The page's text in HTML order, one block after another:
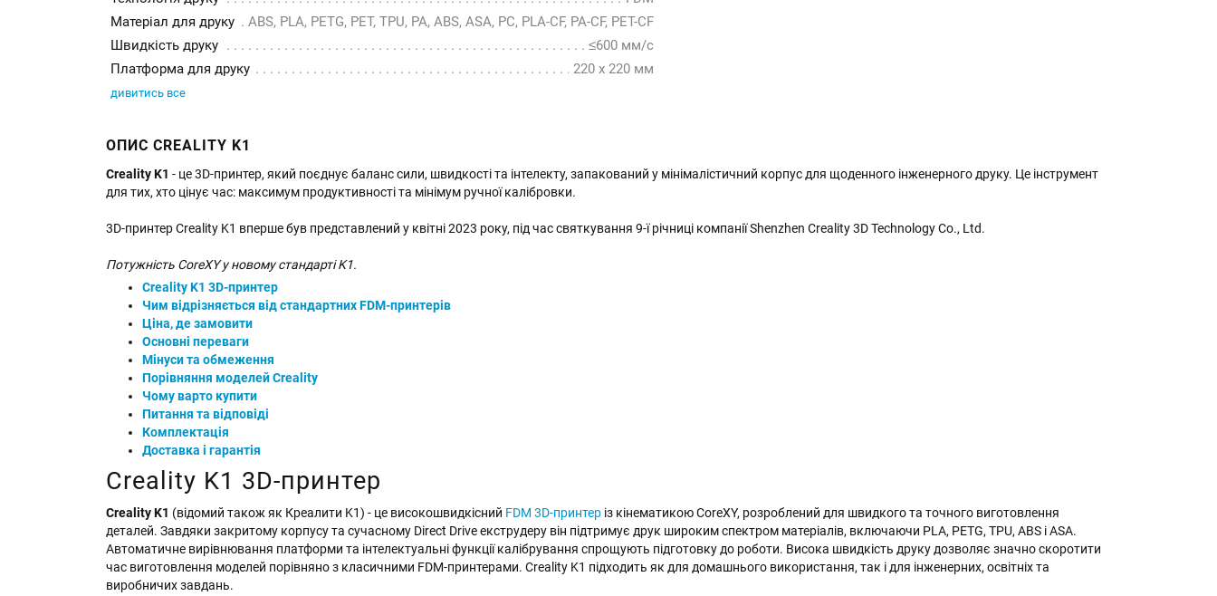
Матеріал для друку
ABS, PLA, PETG, PET, TPU, PA, ABS, ASA, PC, PLA-CF, PA-CF, PET-CF
Швидкість друку
≤600 мм/с
Платформа для друку
220 х 220 мм
дивитись все
ОПИС CREALITY K1
Creality K1 - це 3D-принтер, який поєднує баланс сили, швидкості та інтелекту, запакований у мінімалістичний корпус для щоденного інженерного друку. Це інструмент
для тих, хто цінує час: максимум продуктивності та мінімум ручної калібровки.
3D-принтер Creality K1 вперше був представлений у квітні 2023 року, під час святкування 9-ї річниці компанії Shenzhen Creality 3D Technology Co., Ltd.
Потужність CoreXY у новому стандарті K1.
Creality K1 3D-принтер
Чим відрізняється від стандартних FDM-принтерів
Ціна, де замовити
Основні переваги
Мінуси та обмеження
Порівняння моделей Creality
Чому варто купити
Питання та відповіді
Комплектація
Доставка і гарантія
Creality K1 3D-принтер
Creality K1 (відомий також як Креалити K1) - це високошвидкісний FDM 3D-принтер із кінематикою CoreXY, розроблений для швидкого та точного виготовлення
деталей. Завдяки закритому корпусу та сучасному Direct Drive екструдеру він підтримує друк широким спектром матеріалів, включаючи PLA, PETG, TPU, ABS і ASA.
Автоматичне вирівнювання платформи та інтелектуальні функції калібрування спрощують підготовку до роботи. Висока швидкість друку дозволяє значно скоротити
час виготовлення моделей порівняно з класичними FDM-принтерами. Creality K1 підходить як для домашнього використання, так і для інженерних, освітніх та
виробничих завдань.